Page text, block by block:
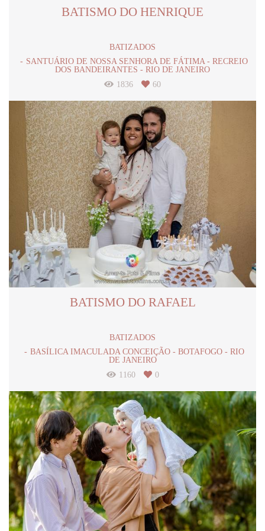
BATISMO DO HENRIQUE
BATIZADOS
SANTUÁRIO DE NOSSA SENHORA DE FÁTIMA - RECREIO
DOS BANDEIRANTES - RIO DE JANEIRO
1836
60
BATISMO DO RAFAEL
BATIZADOS
BASÍLICA IMACULADA CONCEIÇÃO - BOTAFOGO - RIO
DE JANEIRO
1160
0